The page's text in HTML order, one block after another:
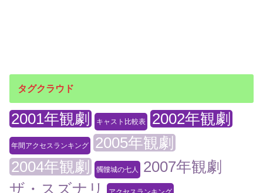
タグクラウド
2001年観劇 キャスト比較表 2002年観劇
年間アクセスランキング
2005年観劇
2004年観劇
髑髏城の七人
2007年観劇
ザ・スズナリ